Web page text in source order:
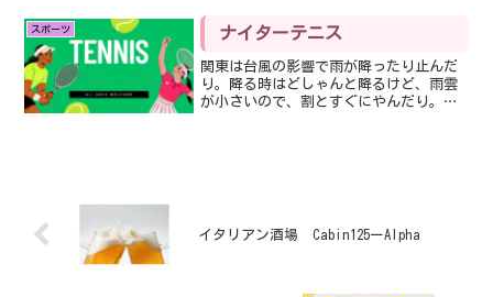
るので、女性であまり使っている人は見
たことないんだけど、...
スポーツ ナイターテニス
関東は台風の影響で雨が降ったり止んだ
り。降る時はどしゃんと降るけど、雨雲
が小さいので、割とすぐにやんだり。こ
イタリアン酒場 Cabin125ーAlpha